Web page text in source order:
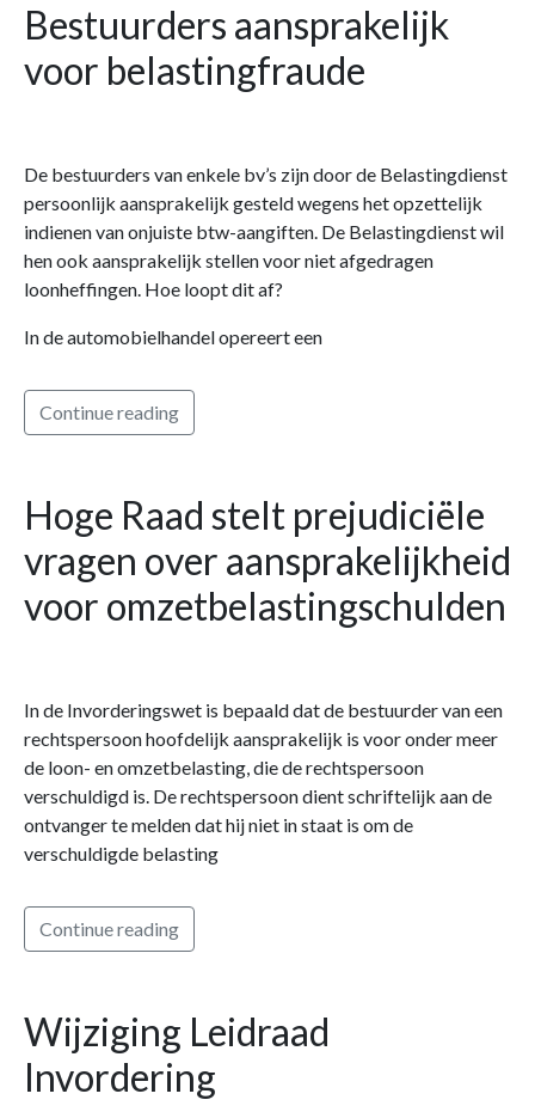
Bestuurders aansprakelijk
voor belastingfraude
De bestuurders van enkele bv’s zijn door de Belastingdienst
persoonlijk aansprakelijk gesteld wegens het opzettelijk
indienen van onjuiste btw-aangiften. De Belastingdienst wil
hen ook aansprakelijk stellen voor niet afgedragen
loonheffingen. Hoe loopt dit af?
In de automobielhandel opereert een
Continue reading
Hoge Raad stelt prejudiciële
vragen over aansprakelijkheid
voor omzetbelastingschulden
In de Invorderingswet is bepaald dat de bestuurder van een
rechtspersoon hoofdelijk aansprakelijk is voor onder meer
de loon- en omzetbelasting, die de rechtspersoon
verschuldigd is. De rechtspersoon dient schriftelijk aan de
ontvanger te melden dat hij niet in staat is om de
verschuldigde belasting
Continue reading
Wijziging Leidraad
Invordering